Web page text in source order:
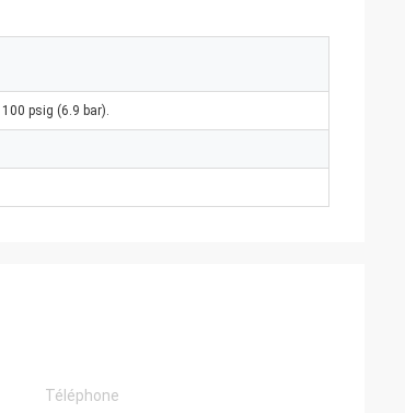
psig (6.9 bar).